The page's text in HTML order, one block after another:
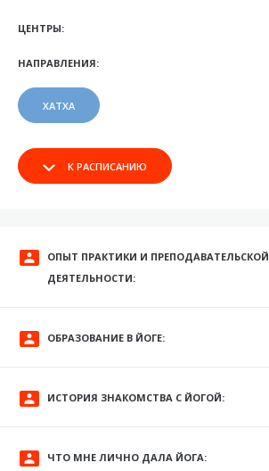
ЦЕНТРЫ:
НАПРАВЛЕНИЯ:
ХАТХА
К РАСПИСАНИЮ
ОПЫТ ПРАКТИКИ И ПРЕПОДАВАТЕЛЬСКОЙ
ДЕЯТЕЛЬНОСТИ:
ОБРАЗОВАНИЕ В ЙОГЕ:
ИСТОРИЯ ЗНАКОМСТВА С ЙОГОЙ:
ЧТО МНЕ ЛИЧНО ДАЛА ЙОГА: